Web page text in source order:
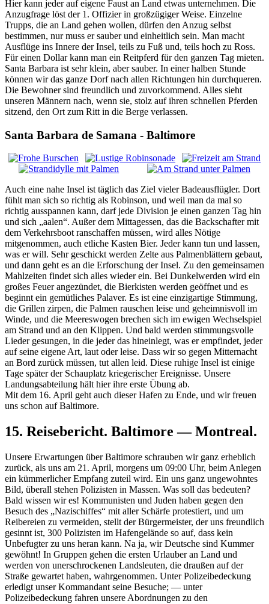
Hier kann jeder auf eigene Faust an Land etwas unternehmen. Die
Anzugfrage löst der 1. Offizier in großzügiger Weise. Einzelne
Trupps, die an Land gehen wollen, dürfen den Anzug selbst
bestimmen, nur muss er sauber und einheitlich sein. Man macht
Ausflüge ins Innere der Insel, teils zu Fuß und, teils hoch zu Ross.
Für einen Dollar kann man ein Reitpferd für den ganzen Tag mieten.
Santa Barbara ist sehr klein, aber sauber. In einer halben Stunde
können wir das ganze Dorf nach allen Richtungen hin durchqueren.
Die Bewohner sind freundlich und zuvorkommend. Alles sieht
unseren Männern nach, wenn sie, stolz auf ihren schnellen Pferden
sitzend, den Ort zum Ritt in die Berge verlassen.
Santa Barbara de Samana - Baltimore
Auch eine nahe Insel ist täglich das Ziel vieler Badeausflügler. Dort
fühlt man sich so richtig als Robinson, und weil man da mal so
richtig ausspannen kann, darf jede Division je einen ganzen Tag hin
und sich
aalen . Außer dem Mittagessen, das die Backschafter mit
dem Verkehrsboot ranschaffen müssen, wird alles Nötige
mitgenommen, auch etliche Kasten Bier. Jeder kann tun und lassen,
was er will. Sehr geschickt werden Zelte aus Palmenblättern gebaut,
und dann geht es an die Erforschung der Insel. Zu den gemeinsamen
Mahlzeiten findet sich alles wieder ein. Bei Dunkelwerden wird ein
großes Feuer angezündet, die Bierkisten werden geöffnet und es
beginnt ein gemütliches Palaver. Es ist eine einzigartige Stimmung,
die Grillen zirpen, die Palmen rauschen leise und geheimnisvoll im
Winde, und die Meereswogen brechen sich im ewigen Wechselspiel
am Strand und an den Klippen. Und bald werden stimmungsvolle
Lieder gesungen, in die jeder das hineinlegt, was er empfindet, jeder
auf seine eigene Art, laut oder leise. Dass wir so gegen Mitternacht
an Bord zurück müssen, tut allen leid. Diese ruhige Insel ist einige
Tage später der Schauplatz kriegerischer Ereignisse. Unsere
Landungsabteilung hält hier ihre erste Übung ab.
Mit dem 16. April geht auch dieser Hafen zu Ende, und wir freuen
uns schon auf Baltimore.
15. Reisebericht. Baltimore — Montreal.
Unsere Erwartungen über Baltimore schrauben wir ganz erheblich
zurück, als uns am 21. April, morgens um 09:00 Uhr, beim Anlegen
ein kümmerlicher Empfang zuteil wird. Ein uns ganz ungewohntes
Bild, überall stehen Polizisten in Massen. Was soll das bedeuten?
Bald wissen wir es! Kommunisten und Juden haben gegen den
Besuch des
Nazischiffes
mit aller Schärfe protestiert, und um
Reibereien zu vermeiden, stellt der Bürgermeister, der uns freundlich
gesinnt ist, 300 Polizisten im Hafengelände so auf, dass kein
Unbefugter zu uns heran kann. Na ja, wir Deutsche sind Kummer
gewöhnt! In Gruppen gehen die ersten Urlauber an Land und
werden von unerschrockenen Landsleuten, die draußen auf der
Straße gewartet haben, wahrgenommen. Unter Polizeibedeckung
erledigt unser Kommandant seine Besuche; — unter
Polizeibedeckung fahren unsere Abordnungen zu den